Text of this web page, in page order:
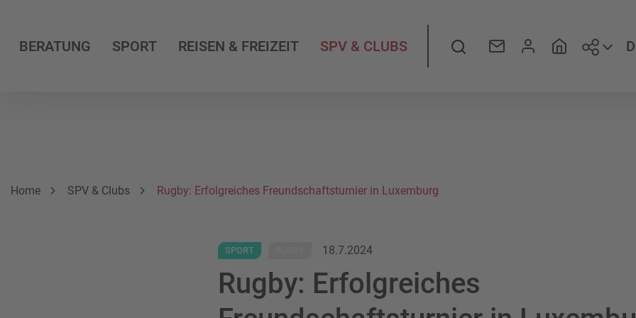
BERATUNG SPORT REISEN & FREIZEIT SPV & CLUBS Suche
Breadcrumbnavigation
Sie befinden sich hier:
Home SPV & Clubs Rugby: Erfolgreiches Freundschaftsturnier in Luxemburg
SPORT 18.7.2024
Rugby: Erfolgreiches